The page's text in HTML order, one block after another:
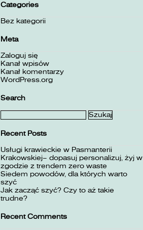
Categories
Bez kategorii
Meta
Zaloguj się
Kanał wpisów
Kanał komentarzy
WordPress.org
Search
Szukaj:
Recent Posts
Usługi krawieckie w Pasmanterii
Krakowskiej– dopasuj personalizuj, żyj w
zgodzie z trendem zero waste
Siedem powodów, dla których warto
szyć
Jak zacząć szyć? Czy to aż takie
trudne?
Recent Comments